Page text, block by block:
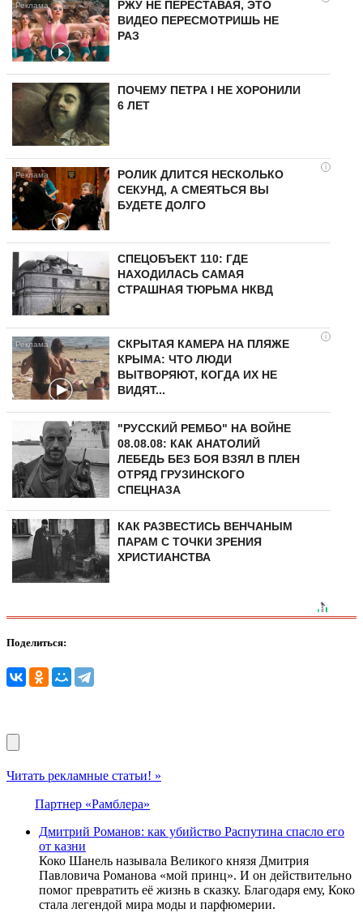
РЖУ НЕ ПЕРЕСТАВАЯ, ЭТО
ВИДЕО ПЕРЕСМОТРИШЬ НЕ
РАЗ
ПОЧЕМУ ПЕТРА I НЕ ХОРОНИЛИ
6 ЛЕТ
i
РОЛИК ДЛИТСЯ НЕСКОЛЬКО
СЕКУНД, А СМЕЯТЬСЯ ВЫ
БУДЕТЕ ДОЛГО
СПЕЦОБЪЕКТ 110: ГДЕ
НАХОДИЛАСЬ САМАЯ
СТРАШНАЯ ТЮРЬМА НКВД
i
СКРЫТАЯ КАМЕРА НА ПЛЯЖЕ
КРЫМА: ЧТО ЛЮДИ
ВЫТВОРЯЮТ, КОГДА ИХ НЕ
ВИДЯТ...
"РУССКИЙ РЕМБО" НА ВОЙНЕ
08.08.08: КАК АНАТОЛИЙ
ЛЕБЕДЬ БЕЗ БОЯ ВЗЯЛ В ПЛЕН
ОТРЯД ГРУЗИНСКОГО
СПЕЦНАЗА
КАК РАЗВЕСТИСЬ ВЕНЧАНЫМ
ПАРАМ С ТОЧКИ ЗРЕНИЯ
ХРИСТИАНСТВА
Поделиться:
Читать рекламные статьи! »
Партнер «Рамблера»
Дмитрий Романов: как убийство Распутина спасло его
от казни
Коко Шанель называла Великого князя Дмитрия
Павловича Романова «мой принц». И он действительно
помог превратить её жизнь в сказку. Благодаря ему, Коко
стала легендой мира моды и парфюмерии.